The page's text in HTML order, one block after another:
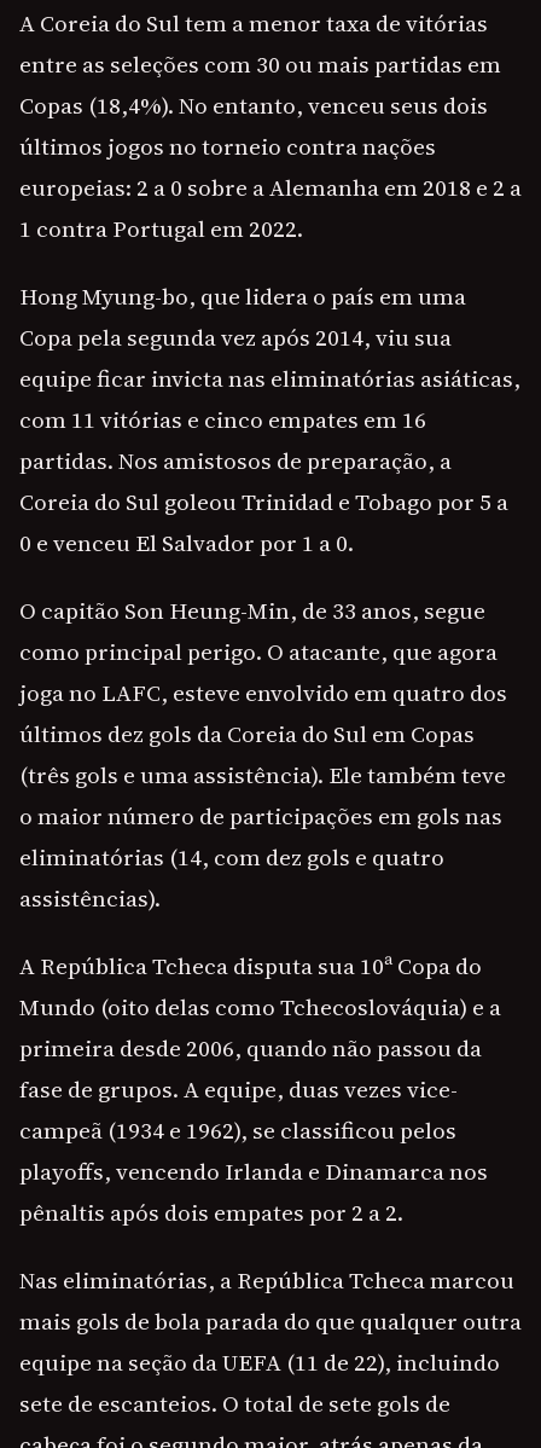
A Coreia do Sul tem a menor taxa de vitórias
entre as seleções com 30 ou mais partidas em
Copas (18,4%). No entanto, venceu seus dois
últimos jogos no torneio contra nações
europeias: 2 a 0 sobre a Alemanha em 2018 e 2 a
1 contra Portugal em 2022.
Hong Myung-bo, que lidera o país em uma
Copa pela segunda vez após 2014, viu sua
equipe ficar invicta nas eliminatórias asiáticas,
com 11 vitórias e cinco empates em 16
partidas. Nos amistosos de preparação, a
Coreia do Sul goleou Trinidad e Tobago por 5 a
0 e venceu El Salvador por 1 a 0.
O capitão Son Heung-Min, de 33 anos, segue
como principal perigo. O atacante, que agora
joga no LAFC, esteve envolvido em quatro dos
últimos dez gols da Coreia do Sul em Copas
(três gols e uma assistência). Ele também teve
o maior número de participações em gols nas
eliminatórias (14, com dez gols e quatro
assistências).
A República Tcheca disputa sua 10ª Copa do
Mundo (oito delas como Tchecoslováquia) e a
primeira desde 2006, quando não passou da
fase de grupos. A equipe, duas vezes vice-
campeã (1934 e 1962), se classificou pelos
playoffs, vencendo Irlanda e Dinamarca nos
pênaltis após dois empates por 2 a 2.
Nas eliminatórias, a República Tcheca marcou
mais gols de bola parada do que qualquer outra
equipe na seção da UEFA (11 de 22), incluindo
sete de escanteios. O total de sete gols de